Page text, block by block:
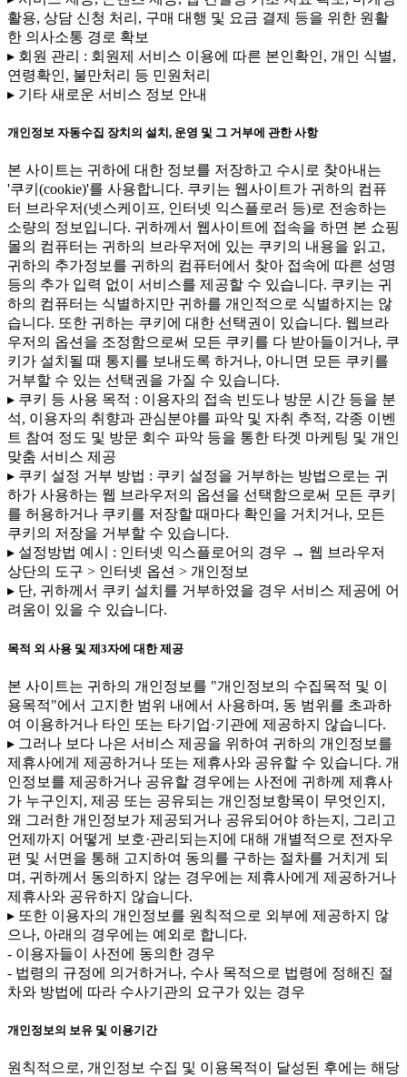
활용, 상담 신청 처리, 구매 대행 및 요금 결제 등을 위한 원활
한 의사소통 경로 확보
▸ 회원 관리 : 회원제 서비스 이용에 따른 본인확인, 개인 식별,
연령확인, 불만처리 등 민원처리
▸ 기타 새로운 서비스 정보 안내
개인정보 자동수집 장치의 설치, 운영 및 그 거부에 관한 사항
본 사이트는 귀하에 대한 정보를 저장하고 수시로 찾아내는
'쿠키(cookie)'를 사용합니다. 쿠키는 웹사이트가 귀하의 컴퓨
터 브라우저(넷스케이프, 인터넷 익스플로러 등)로 전송하는
소량의 정보입니다. 귀하께서 웹사이트에 접속을 하면 본 쇼핑
몰의 컴퓨터는 귀하의 브라우저에 있는 쿠키의 내용을 읽고,
귀하의 추가정보를 귀하의 컴퓨터에서 찾아 접속에 따른 성명
등의 추가 입력 없이 서비스를 제공할 수 있습니다. 쿠키는 귀
하의 컴퓨터는 식별하지만 귀하를 개인적으로 식별하지는 않
습니다. 또한 귀하는 쿠키에 대한 선택권이 있습니다. 웹브라
우저의 옵션을 조정함으로써 모든 쿠키를 다 받아들이거나, 쿠
키가 설치될 때 통지를 보내도록 하거나, 아니면 모든 쿠키를
거부할 수 있는 선택권을 가질 수 있습니다.
▸ 쿠키 등 사용 목적 : 이용자의 접속 빈도나 방문 시간 등을 분
석, 이용자의 취향과 관심분야를 파악 및 자취 추적, 각종 이벤
트 참여 정도 및 방문 회수 파악 등을 통한 타겟 마케팅 및 개인
맞춤 서비스 제공
▸ 쿠키 설정 거부 방법 : 쿠키 설정을 거부하는 방법으로는 귀
하가 사용하는 웹 브라우저의 옵션을 선택함으로써 모든 쿠키
를 허용하거나 쿠키를 저장할 때마다 확인을 거치거나, 모든
쿠키의 저장을 거부할 수 있습니다.
▸ 설정방법 예시 : 인터넷 익스플로어의 경우 → 웹 브라우저
상단의 도구 > 인터넷 옵션 > 개인정보
▸ 단, 귀하께서 쿠키 설치를 거부하였을 경우 서비스 제공에 어
려움이 있을 수 있습니다.
목적 외 사용 및 제3자에 대한 제공
본 사이트는 귀하의 개인정보를 "개인정보의 수집목적 및 이
용목적"에서 고지한 범위 내에서 사용하며, 동 범위를 초과하
여 이용하거나 타인 또는 타기업·기관에 제공하지 않습니다.
▸ 그러나 보다 나은 서비스 제공을 위하여 귀하의 개인정보를
제휴사에게 제공하거나 또는 제휴사와 공유할 수 있습니다. 개
인정보를 제공하거나 공유할 경우에는 사전에 귀하께 제휴사
가 누구인지, 제공 또는 공유되는 개인정보항목이 무엇인지,
왜 그러한 개인정보가 제공되거나 공유되어야 하는지, 그리고
언제까지 어떻게 보호·관리되는지에 대해 개별적으로 전자우
편 및 서면을 통해 고지하여 동의를 구하는 절차를 거치게 되
며, 귀하께서 동의하지 않는 경우에는 제휴사에게 제공하거나
제휴사와 공유하지 않습니다.
▸ 또한 이용자의 개인정보를 원칙적으로 외부에 제공하지 않
으나, 아래의 경우에는 예외로 합니다.
- 이용자들이 사전에 동의한 경우
- 법령의 규정에 의거하거나, 수사 목적으로 법령에 정해진 절
차와 방법에 따라 수사기관의 요구가 있는 경우
개인정보의 보유 및 이용기간
원칙적으로, 개인정보 수집 및 이용목적이 달성된 후에는 해당